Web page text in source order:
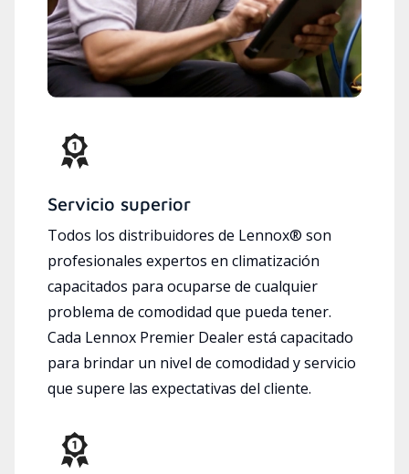
Servicio superior
Todos los distribuidores de Lennox® son
profesionales expertos en climatización
capacitados para ocuparse de cualquier
problema de comodidad que pueda tener.
Cada Lennox Premier Dealer está capacitado
para brindar un nivel de comodidad y servicio
que supere las expectativas del cliente.